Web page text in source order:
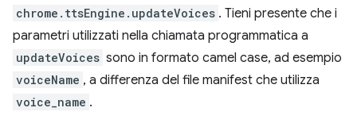
chrome.ttsEngine.updateVoices . Tieni presente che i
parametri utilizzati nella chiamata programmatica a
updateVoices sono in formato camel case, ad esempio
voiceName , a differenza del file manifest che utilizza
voice_name .